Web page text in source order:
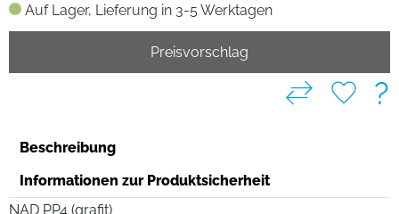
Auf Lager, Lieferung in 3-5 Werktagen
Preisvorschlag
?
Beschreibung
Informationen zur Produktsicherheit
NAD PP4 (grafit)